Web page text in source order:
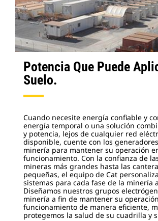
Potencia Que Puede
Suelo.
Cuando necesite energía confiable y
energía temporal o una solución
y potencia, lejos de cualquier red
disponible, cuente con los
minería para mantener su operación
funcionamiento. Con la confianza de
mineras más grandes hasta las
pequeñas, el equipo de Cat
sistemas para cada fase de la minería
Diseñamos nuestros grupos
minería a fin de mantener su
funcionamiento de manera eficiente,
protegemos la salud de su cuadrilla y